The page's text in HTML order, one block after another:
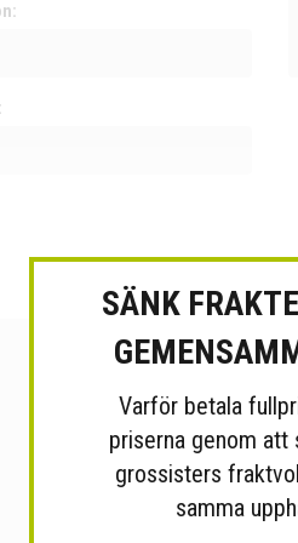
SÄNK
Varför betala
priserna genom att
grossisters
samma